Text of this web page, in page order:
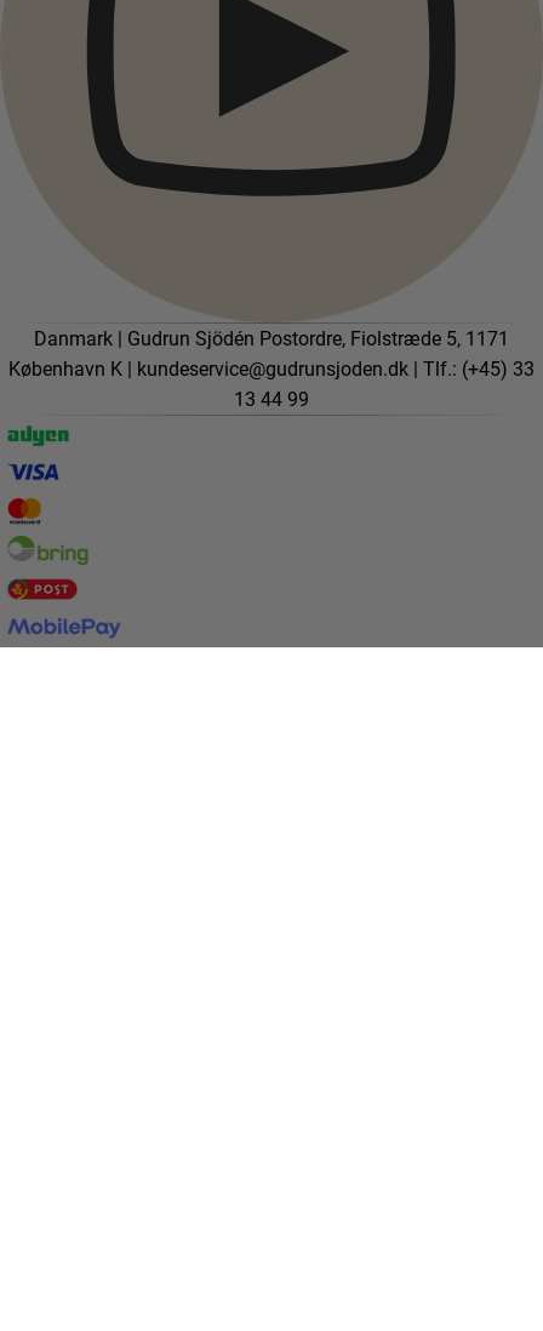
Danmark | Gudrun Sjödén Postordre, Fiolstræde 5, 1171
København K | kundeservice@gudrunsjoden.dk | Tlf.: (+45) 33
13 44 99